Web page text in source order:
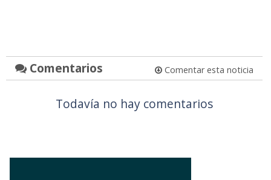
Comentarios Comentar esta noticia
Todavía no hay comentarios